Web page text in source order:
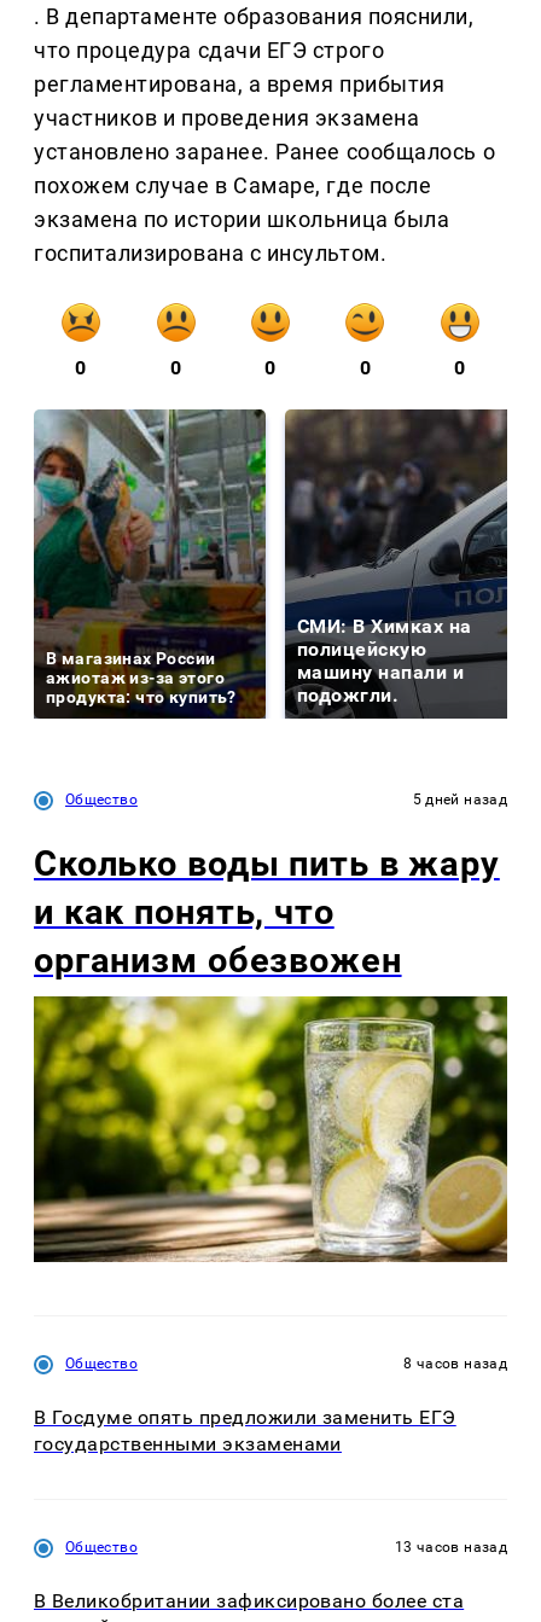
. В департаменте образования пояснили,
что процедура сдачи ЕГЭ строго
регламентирована, а время прибытия
участников и проведения экзамена
установлено заранее. Ранее сообщалось о
похожем случае в Самаре, где после
экзамена по истории школьница была
госпитализирована с инсультом.
0 0 0 0 0
В магазинах России
ажиотаж из-за этого
продукта: что купить?
СМИ: В Химках на
полицейскую
машину напали и
подожгли.
Общество 5 дней назад
Сколько воды пить в жару
и как понять, что
организм обезвожен
Общество 8 часов назад
В Госдуме опять предложили заменить ЕГЭ
государственными экзаменами
Общество 13 часов назад
В Великобритании зафиксировано более ста